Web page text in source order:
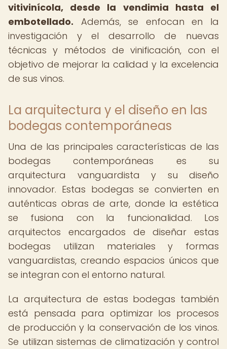
vitivinícola, desde la vendimia hasta el
embotellado. Además, se enfocan en la
investigación y el desarrollo de nuevas
técnicas y métodos de vinificación, con el
objetivo de mejorar la calidad y la excelencia
de sus vinos.
La arquitectura y el diseño en las
bodegas contemporáneas
Una de las principales características de las
bodegas contemporáneas es su
arquitectura vanguardista y su diseño
innovador. Estas bodegas se convierten en
auténticas obras de arte, donde la estética
se fusiona con la funcionalidad. Los
arquitectos encargados de diseñar estas
bodegas utilizan materiales y formas
vanguardistas, creando espacios únicos que
se integran con el entorno natural.
La arquitectura de estas bodegas también
está pensada para optimizar los procesos
de producción y la conservación de los vinos.
Se utilizan sistemas de climatización y control